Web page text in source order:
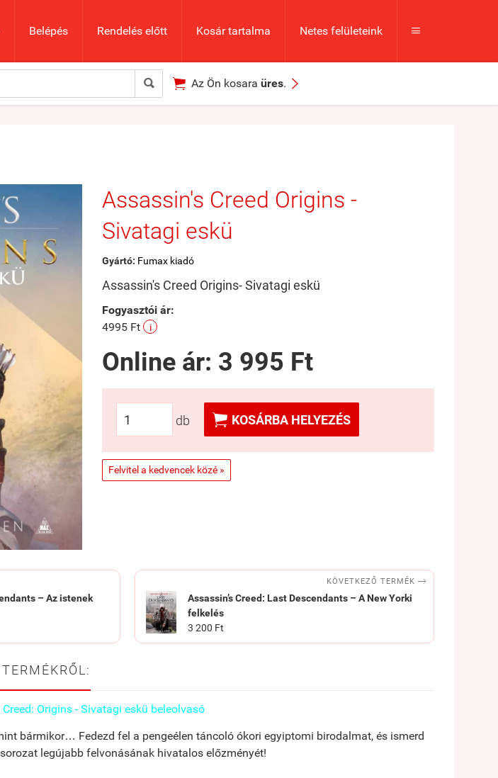
Belépés Rendelés előtt Kosár tartalma Netes felületeink 
  Az Ön kosara üres. 
Assassin's Creed Origins -
Sivatagi eskü
Gyártó: Fumax kiadó
Assassin's Creed Origins- Sivatagi eskü
Fogyasztói ár:
4995 Ft
i
Online ár: 3 995 Ft
db  KOSÁRBA HELYEZÉS
Felvitel a kedvencek közé »
– Az istenek
KÖVETKEZŐ TERMÉK 
Assassin’s Creed: Last Descendants – A New Yorki
felkelés
3 200 Ft
Origins - Sivatagi eskü beleolvasó
bármikor… Fedezd fel a pengeélen táncoló ókori egyiptomi birodalmat, és ismerd
sorozat legújabb felvonásának hivatalos előzményét!